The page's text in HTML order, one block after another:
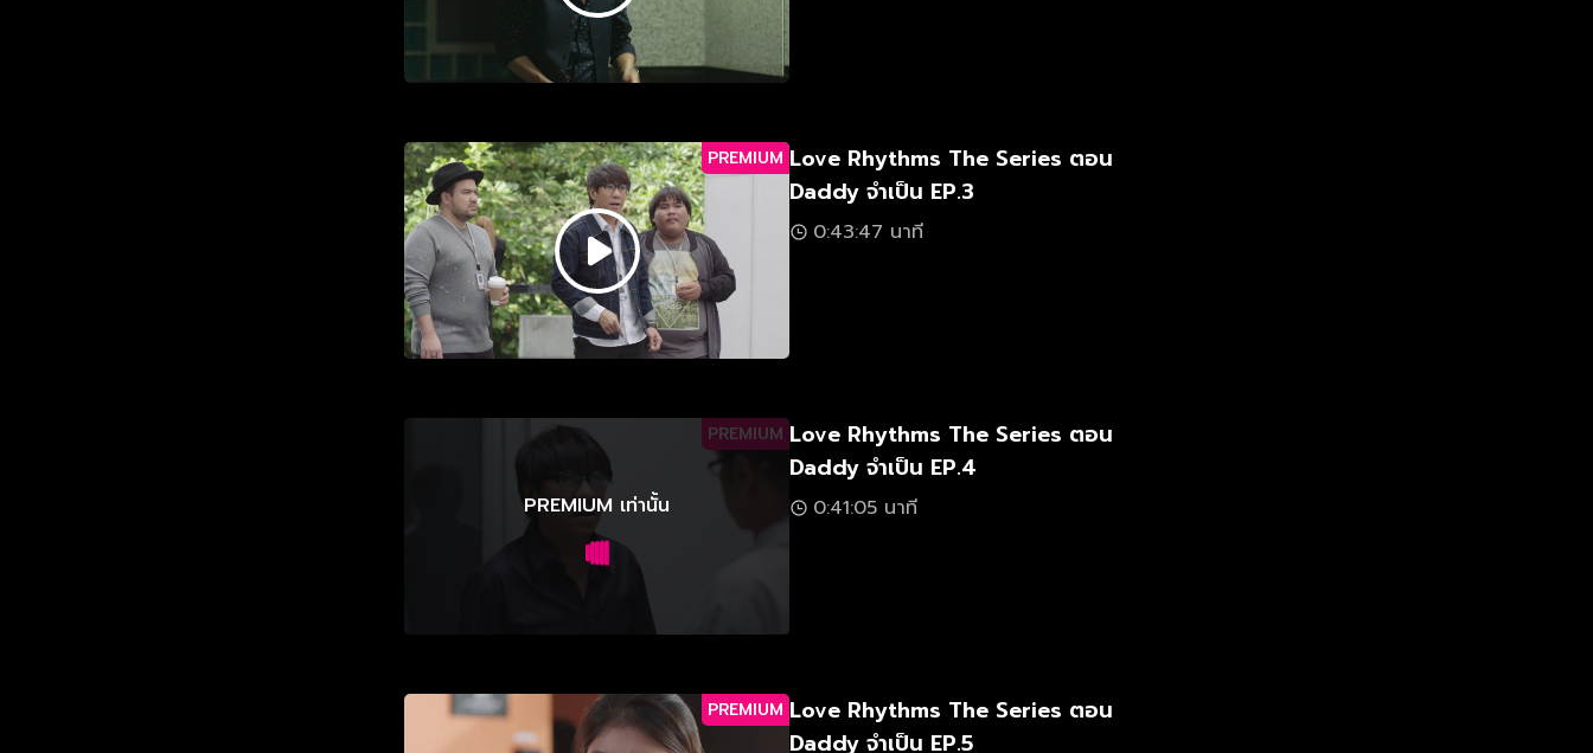
PREMIUM Love Rhythms The Series ตอน
Daddy จำเป็น EP.3
0:43:47 นาที
PREMIUM
PREMIUM เท่านั้น
Love Rhythms The Series ตอน
Daddy จำเป็น EP.4
0:41:05 นาที
PREMIUM Love Rhythms The Series ตอน
Daddy จำเป็น EP.5